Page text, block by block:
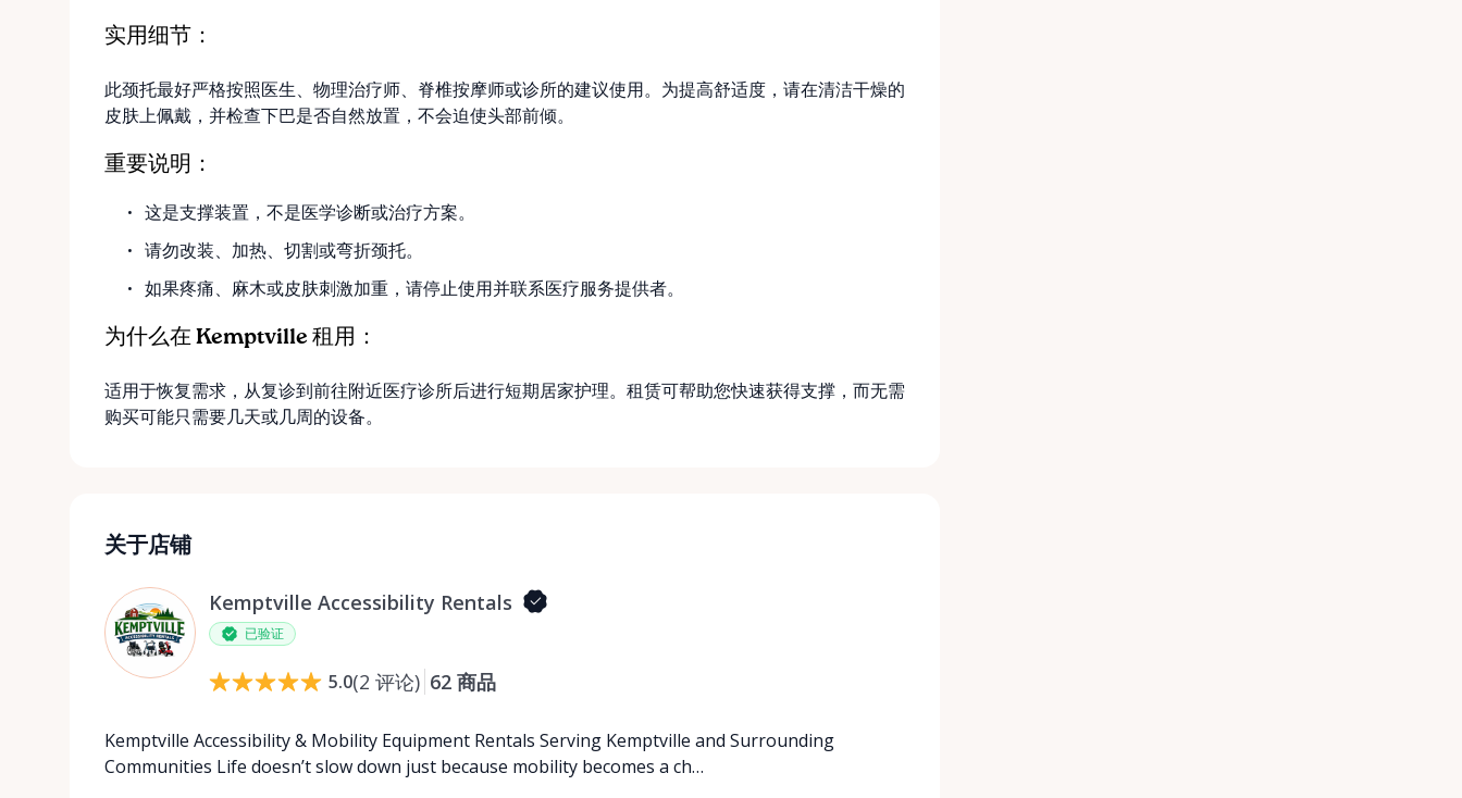
实用细节：
此颈托最好严格按照医生、物理治疗师、脊椎按摩师或诊所的建议使用。为提高舒适度，请在清洁干燥的
皮肤上佩戴，并检查下巴是否自然放置，不会迫使头部前倾。
重要说明：
这是支撑装置，不是医学诊断或治疗方案。
请勿改装、加热、切割或弯折颈托。
如果疼痛、麻木或皮肤刺激加重，请停止使用并联系医疗服务提供者。
为什么在 Kemptville 租用：
适用于恢复需求，从复诊到前往附近医疗诊所后进行短期居家护理。租赁可帮助您快速获得支撑，而无需
购买可能只需要几天或几周的设备。
关于店铺
Kemptville Accessibility Rentals
已验证
5.0(2 评论) 62 商品
Kemptville Accessibility & Mobility Equipment Rentals Serving Kemptville and Surrounding
Communities Life doesn’t slow down just because mobility becomes a ch…